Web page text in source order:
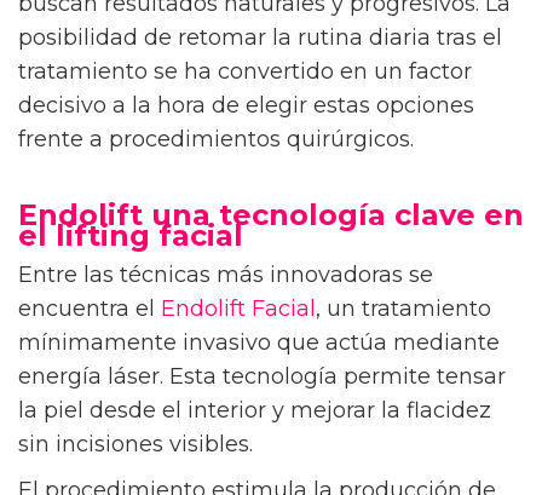
posibilidad de retomar la rutina diaria tras el
tratamiento se ha convertido en un factor
decisivo a la hora de elegir estas opciones
frente a procedimientos quirúrgicos.
Endolift una tecnología clave en
el lifting facial
Entre las técnicas más innovadoras se
encuentra el Endolift Facial , un tratamiento
mínimamente invasivo que actúa mediante
energía láser. Esta tecnología permite tensar
la piel desde el interior y mejorar la flacidez
sin incisiones visibles.